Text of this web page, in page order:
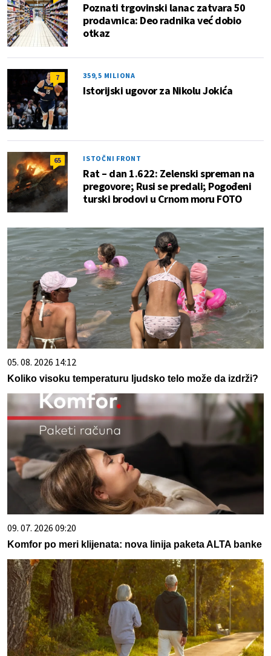
Poznati trgovinski lanac zatvara 50
prodavnica: Deo radnika već dobio
otkaz
7 359,5 MILIONA
Istorijski ugovor za Nikolu Jokića
65 ISTOČNI FRONT
Rat – dan 1.622: Zelenski spreman na
pregovore; Rusi se predali; Pogođeni
turski brodovi u Crnom moru FOTO
05. 08. 2026 14:12
Koliko visoku temperaturu ljudsko telo može da izdrži?
09. 07. 2026 09:20
Komfor po meri klijenata: nova linija paketa ALTA banke